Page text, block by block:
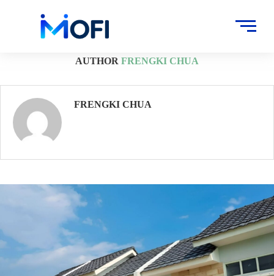
Archives for Frengki Chua
AUTHOR FRENGKI CHUA
FRENGKI CHUA